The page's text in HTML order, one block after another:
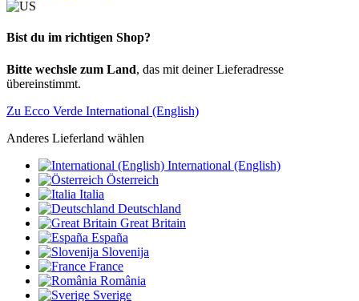
Bist du im richtigen Shop?
Bitte wechsle zum Land, das mit deiner Lieferadresse
übereinstimmt.
Zu Ecco Verde International (English)
Anderes Lieferland wählen
International (English)
Österreich
Italia
Deutschland
Great Britain
España
Slovenija
France
România
Sverige